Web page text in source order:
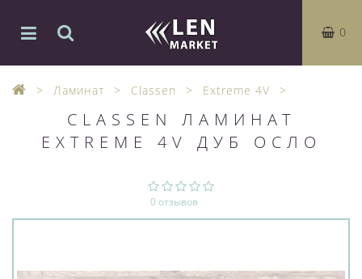
0
Ламинат Classen Extreme 4V
CLASSEN ЛАМИНАТ
EXTREME 4V ДУБ ОСЛО
0 отзывов